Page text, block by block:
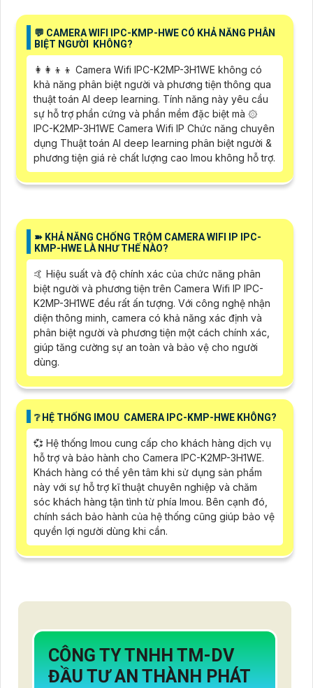
️💬 CAMERA WIFI IPC-KMP-HWE CÓ KHẢ NĂNG PHÂN
BIỆT NGƯỜI KHÔNG?
👩‍👩‍👦‍👦 Camera Wifi IPC-K2MP-3H1WE không có
khả năng phân biệt người và phương tiện thông qua
thuật toán AI deep learning. Tính năng này yêu cầu
sự hỗ trợ phần cứng và phần mềm đặc biệt mà ۞
IPC-K2MP-3H1WE Camera Wifi IP Chức năng chuyên
dụng Thuật toán AI deep learning phân biệt người &
phương tiện giá rẻ chất lượng cao Imou không hỗ trợ.
➽ KHẢ NĂNG CHỐNG TRỘM CAMERA WIFI IP IPC-
KMP-HWE LÀ NHƯ THẾ NÀO?
🤙 Hiệu suất và độ chính xác của chức năng phân
biệt người và phương tiện trên Camera Wifi IP IPC-
K2MP-3H1WE đều rất ấn tượng. Với công nghệ nhận
diện thông minh, camera có khả năng xác định và
phân biệt người và phương tiện một cách chính xác,
giúp tăng cường sự an toàn và bảo vệ cho người
dùng.
❔ HỆ THỐNG IMOU CAMERA IPC-KMP-HWE KHÔNG?
💞 Hệ thống Imou cung cấp cho khách hàng dịch vụ
hỗ trợ và bảo hành cho Camera IPC-K2MP-3H1WE.
Khách hàng có thể yên tâm khi sử dụng sản phẩm
này với sự hỗ trợ kĩ thuật chuyên nghiệp và chăm
sóc khách hàng tận tình từ phía Imou. Bên cạnh đó,
chính sách bảo hành của hệ thống cũng giúp bảo vệ
quyền lợi người dùng khi cần.
CÔNG TY TNHH TM-DV
ĐẦU TƯ AN THÀNH PHÁT